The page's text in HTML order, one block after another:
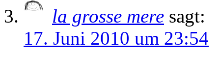
la grosse mere sagt:
17. Juni 2010 um 23:54